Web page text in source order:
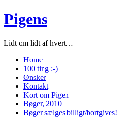
Pigens
Lidt om lidt af hvert…
Home
100 ting :-)
Ønsker
Kontakt
Kort om Pigen
Bøger, 2010
Bøger sælges billigt/bortgives!